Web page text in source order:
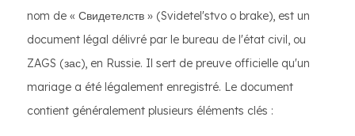
nom de « Свидетелств » (Svidetel'stvo o brake), est un
document légal délivré par le bureau de l'état civil, ou
ZAGS (зас), en Russie. Il sert de preuve officielle qu'un
mariage a été légalement enregistré. Le document
contient généralement plusieurs éléments clés :